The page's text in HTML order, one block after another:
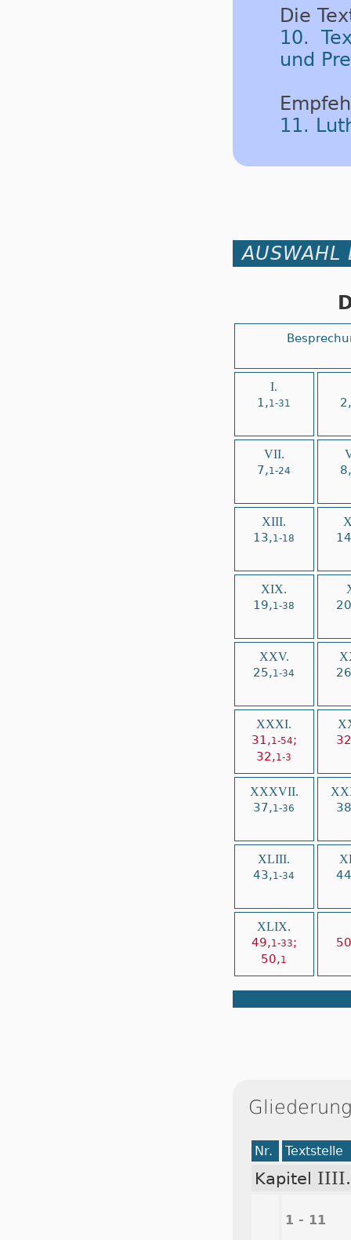
Die
10.
und
11.
AUSWAHL
I.
1,1-31 2,
VII.
7,1-24
8,
XIII.
13,1-18
XIX.
19,1-38
XXV.
25,1-34
XXXI.
31,1-54;
32,1-3
XXXVII.
37,1-36
XLIII.
43,1-34
XLIX.
49,1-33;
50,1
Nr. Textstelle
Kapitel IIII.
1 - 11